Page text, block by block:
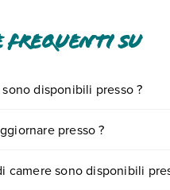
frequenti su
disponibili presso ?
.
presso ?
camere sono disponibili